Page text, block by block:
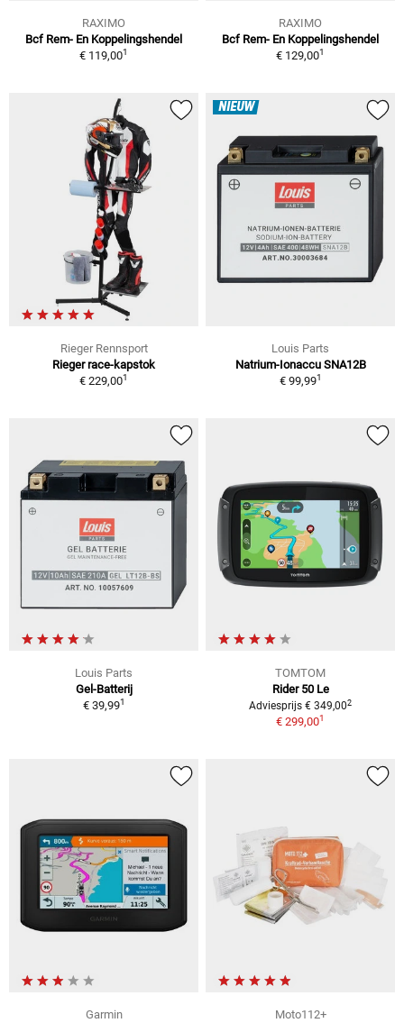
RAXIMO
Bcf Rem- En Koppelingshendel
€ 119,001
RAXIMO
Bcf Rem- En Koppelingshendel
€ 129,001
Rieger Rennsport
Rieger race-kapstok
€ 229,001
NIEUW
Louis Parts
Natrium-Ionaccu SNA12B
€ 99,991
Louis Parts
Gel-Batterij
€ 39,991
TOMTOM
Rider 50 Le
Adviesprijs € 349,002
€ 299,001
Garmin
Moto112+